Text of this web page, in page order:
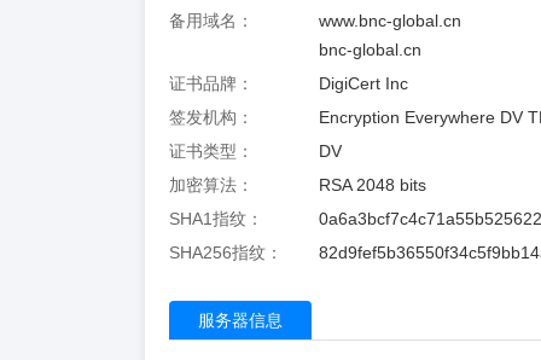
备用域名：
www.bnc-global.cn
bnc-global.cn
证书品牌：
DigiCert Inc
签发机构：
Encryption Everywhere DV
证书类型：
DV
加密算法：
RSA 2048 bits
SHA1指纹：
SHA256指纹：
服务器信息